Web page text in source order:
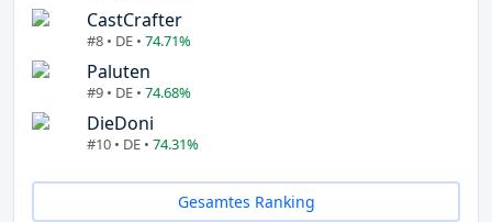
CastCrafter
#8 • DE • 74.71%
Paluten
#9 • DE • 74.68%
DieDoni
#10 • DE • 74.31%
Gesamtes Ranking